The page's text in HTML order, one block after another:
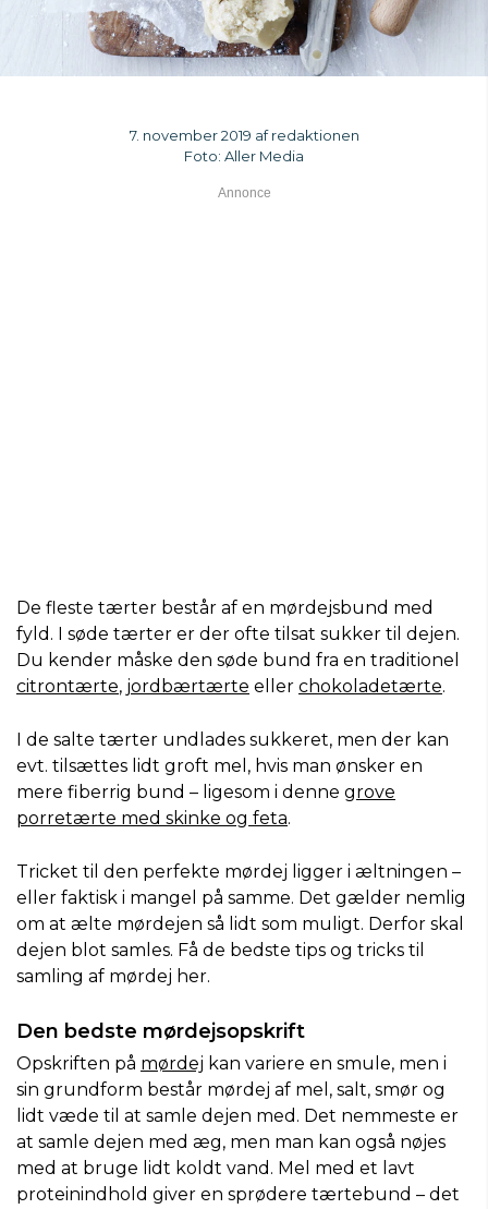
7. november 2019 af redaktionen
Foto: Aller Media
De fleste tærter består af en mørdejsbund med
fyld. I søde tærter er der ofte tilsat sukker til dejen.
Du kender måske den søde bund fra en traditionel
citrontærte, jordbærtærte eller chokoladetærte.
I de salte tærter undlades sukkeret, men der kan
evt. tilsættes lidt groft mel, hvis man ønsker en
mere fiberrig bund – ligesom i denne grove
porretærte med skinke og feta.
Tricket til den perfekte mørdej ligger i æltningen –
eller faktisk i mangel på samme. Det gælder nemlig
om at ælte mørdejen så lidt som muligt. Derfor skal
dejen blot samles. Få de bedste tips og tricks til
samling af mørdej her.
Den bedste mørdejsopskrift
Opskriften på mørdej kan variere en smule, men i
sin grundform består mørdej af mel, salt, smør og
lidt væde til at samle dejen med. Det nemmeste er
at samle dejen med æg, men man kan også nøjes
med at bruge lidt koldt vand. Mel med et lavt
proteinindhold giver en sprødere tærtebund – det